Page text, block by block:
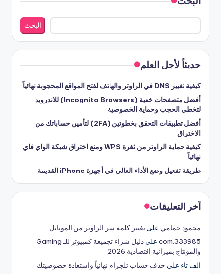
المقالات
البحث
حديثاً لأجل العلم
كيفية تغيير DNS في الراوتر والهاتف لفتح المواقع المحجوبة نهائياً
أفضل متصفحات خفية (Incognito Browsers) للاندرويد
لتخطي الحجب وحماية الخصوصية
أفضل تطبيقات التحقق بخطوتين (2FA) لتأمين حساباتك من
الاختراق
كيفية حماية الراوتر من ثغرة WPS ومنع اختراق شبكة الواي فاي
نهائياً
طريقة تفعيل وضع الأداء العالي في أجهزة iPhone القديمة
آخر التعليقات
محمود حمامي على تغيير كلمة سر الراوتر من الموبايل
333985.com
على
دليل شراء تجميعة كمبيوتر للـ Gaming
والمونتاج بميزانية اقتصادية 2026
الف تاء على حذف حساب تلجرام نهائياً واستعادة خصوصيتك